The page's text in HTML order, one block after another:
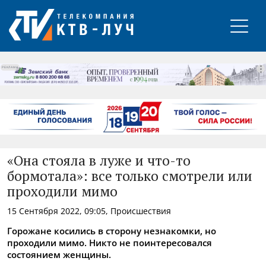
РЕКЛАМА
«Она стояла в луже и что-то
бормотала»: все только смотрели или
проходили мимо
15 Сентября 2022, 09:05, Происшествия
Горожане косились в сторону незнакомки, но
проходили мимо. Никто не поинтересовался
состоянием женщины.